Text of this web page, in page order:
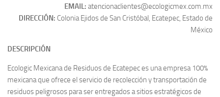
EMAIL: atencionaclientes@ecologicmex.com.mx
DIRECCIÓN: Colonia Ejidos de San Cristóbal, Ecatepec, Estado de
México
DESCRIPCIÓN
Ecologic Mexicana de Residuos de Ecatepec es una empresa 100%
mexicana que ofrece el servicio de recolección y transportación de
residuos peligrosos para ser entregados a sitios estratégicos de